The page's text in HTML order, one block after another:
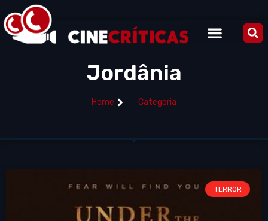
Jordânia
Home Categoria
TERROR